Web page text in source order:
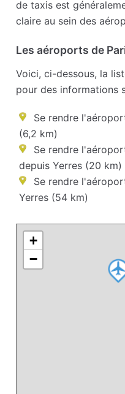
de taxis est
claire au sein des
Les aéroports de
Voici, ci-dessous, la
pour des informations
Se rendre
(6,2 km)
Se rendre
depuis Yerres (20 km)
Se rendre
Yerres (54 km)
+
−